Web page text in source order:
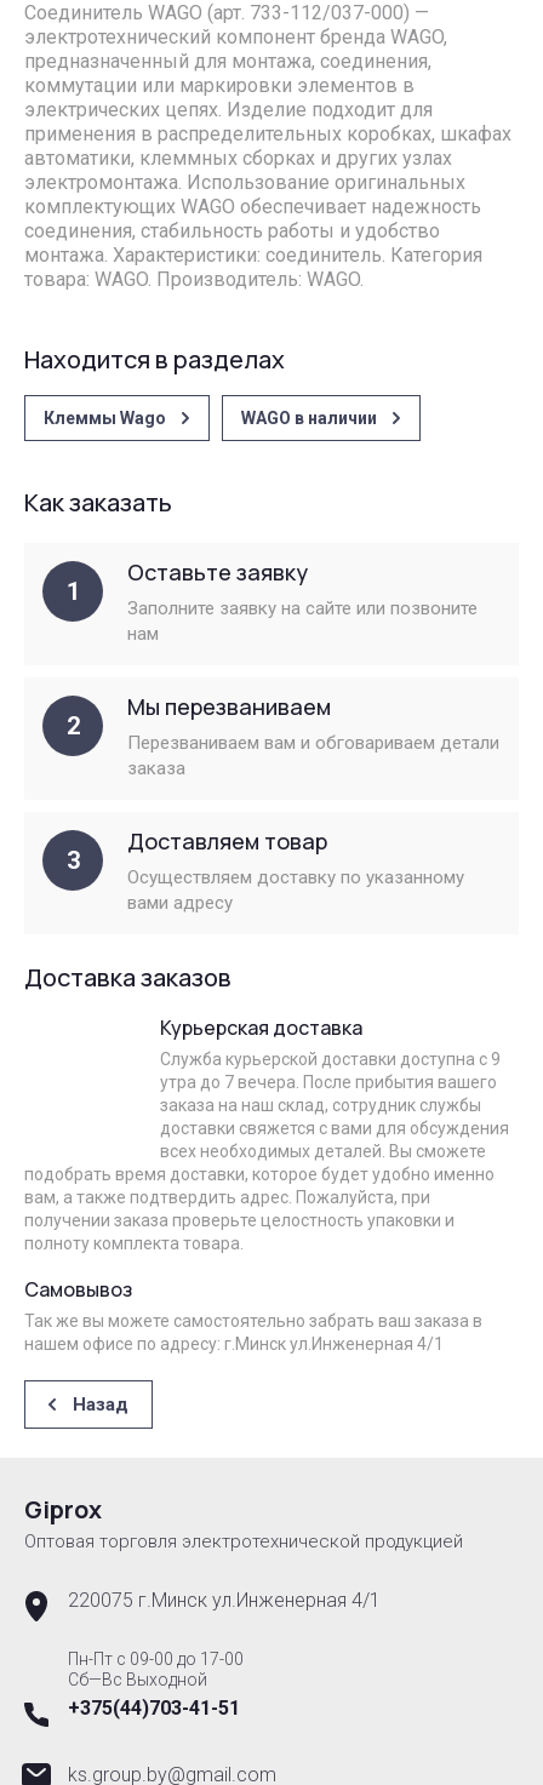
Соединитель WAGO (арт. 733-112/037-000) —
электротехнический компонент бренда WAGO,
предназначенный для монтажа, соединения,
коммутации или маркировки элементов в
электрических цепях. Изделие подходит для
применения в распределительных коробках, шкафах
автоматики, клеммных сборках и других узлах
электромонтажа. Использование оригинальных
комплектующих WAGO обеспечивает надежность
соединения, стабильность работы и удобство
монтажа. Характеристики: соединитель. Категория
товара: WAGO. Производитель: WAGO.
Находится в разделах
Клеммы Wago WAGO в наличии
Как заказать
1
Оставьте заявку
Заполните заявку на сайте или позвоните
нам
2
Мы перезваниваем
Перезваниваем вам и обговариваем детали
заказа
3
Доставляем товар
Осуществляем доставку по указанному
вами адресу
Доставка заказов
Курьерская доставка
Служба курьерской доставки доступна с 9
утра до 7 вечера. После прибытия вашего
заказа на наш склад, сотрудник службы
доставки свяжется с вами для обсуждения
всех необходимых деталей. Вы сможете
подобрать время доставки, которое будет удобно именно
вам, а также подтвердить адрес. Пожалуйста, при
получении заказа проверьте целостность упаковки и
полноту комплекта товара.
Самовывоз
Так же вы можете самостоятельно забрать ваш заказа в
нашем офисе по адресу: г.Минск ул.Инженерная 4/1
Назад
Giprox
Оптовая торговля электротехнической продукцией
220075 г.Минск ул.Инженерная 4/1
Пн-Пт с 09-00 до 17-00
Сб—Вс Выходной
+375(44)703-41-51
ks.group.by@gmail.com